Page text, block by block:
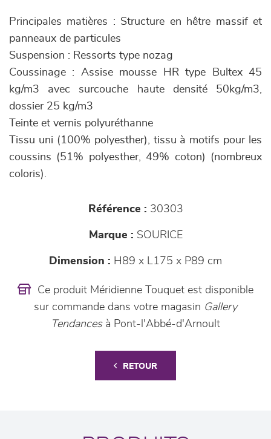
Principales matières : Structure en hêtre massif et
panneaux de particules
Suspension : Ressorts type nozag
Coussinage : Assise mousse HR type Bultex 45
kg/m3 avec surcouche haute densité 50kg/m3,
dossier 25 kg/m3
Teinte et vernis polyuréthanne
Tissu uni (100% polyesther), tissu à motifs pour les
coussins (51% polyesther, 49% coton) (nombreux
coloris).
Référence : 30303
Marque : SOURICE
Dimension : H89 x L175 x P89 cm
Ce produit Méridienne Touquet est disponible
sur commande dans votre magasin Gallery
Tendancesà Pont-l'Abbé-d'Arnoult
RETOUR